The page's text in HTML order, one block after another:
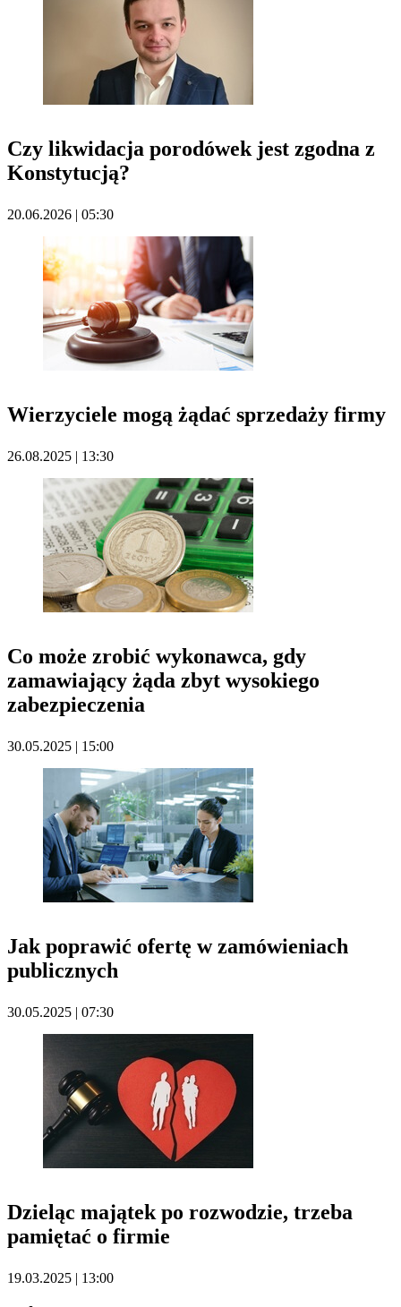
Czy likwidacja porodówek jest zgodna z
Konstytucją?
20.06.2026 | 05:30
Wierzyciele mogą żądać sprzedaży firmy
26.08.2025 | 13:30
Co może zrobić wykonawca, gdy
zamawiający żąda zbyt wysokiego
zabezpieczenia
30.05.2025 | 15:00
Jak poprawić ofertę w zamówieniach
publicznych
30.05.2025 | 07:30
Dzieląc majątek po rozwodzie, trzeba
pamiętać o firmie
19.03.2025 | 13:00